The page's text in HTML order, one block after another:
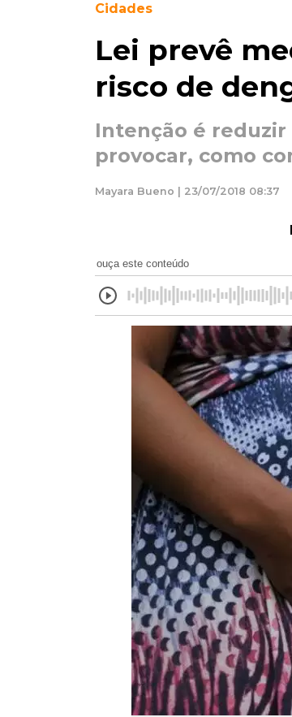
Cidades
Lei prevê
risco de
Intenção é reduzir
provocar, como
Mayara Bueno | 23/07/2018 08:37
ouça este conteúdo